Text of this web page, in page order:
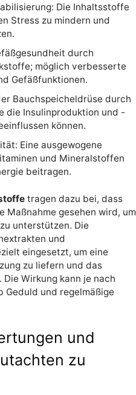
Die Inhaltsstoffe
Stress zu mindern und
durch
möglich verbesserte
Gefäßfunktionen.
Bauchspeicheldrüse durch
die Insulinproduktion und -
können.
Eine ausgewogene
und Mineralstoffen
beitragen.
tragen dazu bei, dass
Maßnahme gesehen wird, um
unterstützen. Die
und
eingesetzt, um eine
zu liefern und das
Wirkung kann je nach
Geduld und regelmäßige
und
zu